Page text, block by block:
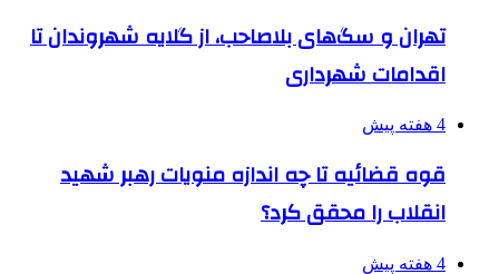
تهران و سگ‌های بلاصاحب، از گلایه شهروندان تا
اقدامات شهرداری
4 هفته پیش
قوه قضائیه تا چه اندازه منویات رهبر شهید
انقلاب را محقق کرد؟
4 هفته پیش